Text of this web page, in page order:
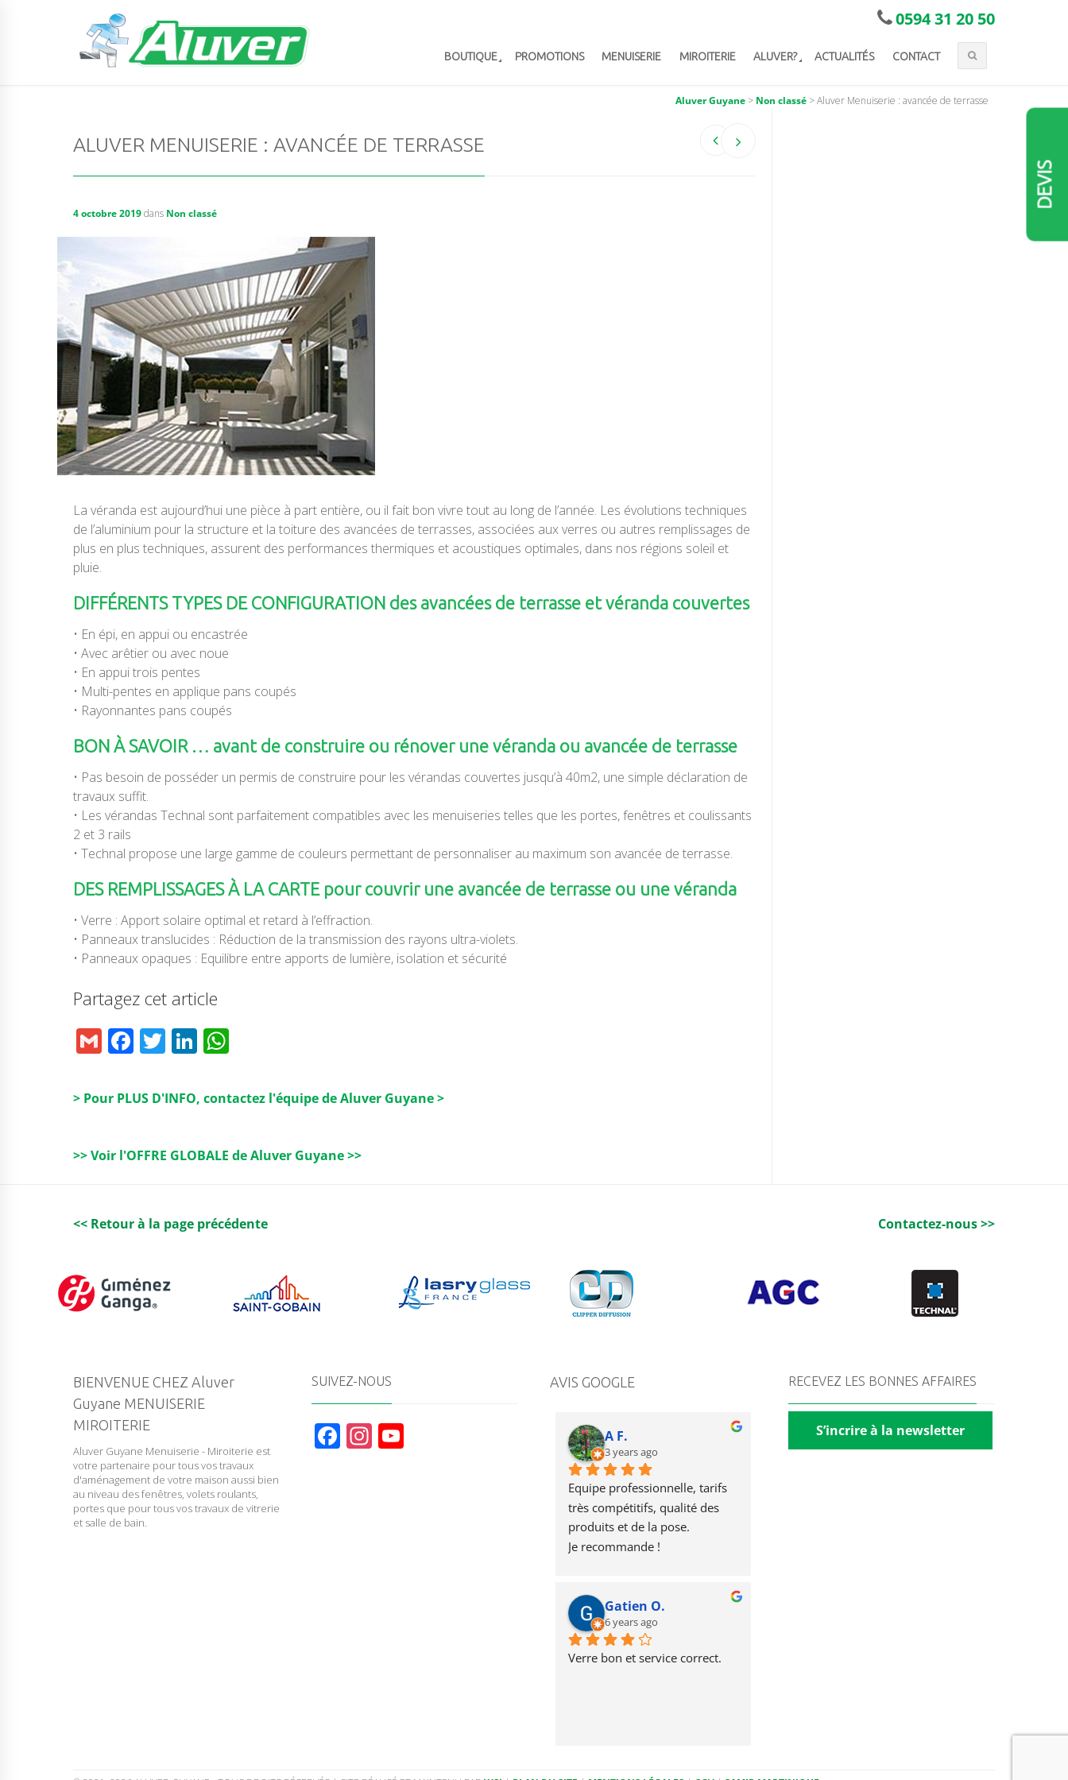
0594 31 20 50
BOUTIQUE PROMOTIONS MENUISERIE MIROITERIE ALUVER? ACTUALITÉS CONTACT
DEVIS
Aluver Guyane > Non classé >Aluver Menuiserie : avancée de terrasse
ALUVER MENUISERIE : AVANCÉE DE TERRASSE
4 octobre 2019dans Non classé
La véranda est aujourd’hui une pièce à part entière, ou il fait bon vivre tout au long de l’année. Les évolutions techniques
de l’aluminium pour la structure et la toiture des avancées de terrasses, associées aux verres ou autres remplissages de
plus en plus techniques, assurent des performances thermiques et acoustiques optimales, dans nos régions soleil et
pluie.
DIFFÉRENTS TYPES DE CONFIGURATION des avancées de terrasse et véranda couvertes
• En épi, en appui ou encastrée
• Avec arêtier ou avec noue
• En appui trois pentes
• Multi-pentes en applique pans coupés
• Rayonnantes pans coupés
BON À SAVOIR … avant de construire ou rénover une véranda ou avancée de terrasse
• Pas besoin de posséder un permis de construire pour les vérandas couvertes jusqu’à 40m2, une simple déclaration de
travaux suffit.
• Les vérandas Technal sont parfaitement compatibles avec les menuiseries telles que les portes, fenêtres et coulissants
2 et 3 rails
• Technal propose une large gamme de couleurs permettant de personnaliser au maximum son avancée de terrasse.
DES REMPLISSAGES À LA CARTE pour couvrir une avancée de terrasse ou une véranda
• Verre : Apport solaire optimal et retard à l’effraction.
• Panneaux translucides : Réduction de la transmission des rayons ultra-violets.
• Panneaux opaques : Equilibre entre apports de lumière, isolation et sécurité
Partagez cet article
G
ai
F
c
b
o
k
T
it
e
r
Li
k
dI
n
a
A
p
> Pour PLUS D'INFO, contactez l'équipe de Aluver Guyane >
>> Voir l'OFFRE GLOBALE de Aluver Guyane >>
<< Retour à la page précédente Contactez-nous >>
BIENVENUE CHEZ Aluver
Guyane MENUISERIE
MIROITERIE
Aluver Guyane Menuiserie - Miroiterie est
votre partenaire pour tous vos travaux
d'aménagement de votre maison aussi bien
au niveau des fenêtres, volets roulants,
portes que pour tous vos travaux de vitrerie
et salle de bain.
SUIVEZ-NOUS
F In
AVIS GOOGLE
A F.
3 years ago
Equipe professionnelle, tarifs
très compétitifs, qualité des
produits et de la pose.
Je recommande !
Gatien O.
6 years ago
Verre bon et service correct.
RECEVEZ LES BONNES AFFAIRES
S’incrire à la newsletter